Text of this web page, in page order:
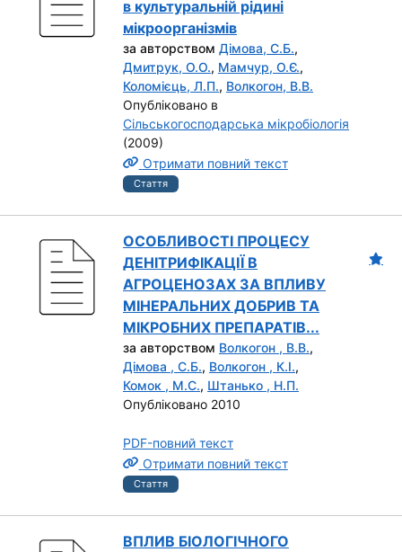
в культуральній рідині
мікроорганізмів
за авторством Дімова, С.Б.,
Дмитрук, О.О., Мамчур, О.Є.,
Коломієць, Л.П., Волкогон, В.В.
Опубліковано в
Сільськогосподарська мікробіологія
(2009)
Отримати повний текст
Стаття
ОСОБЛИВОСТІ ПРОЦЕСУ
ДЕНІТРИФІКАЦІЇ В
АГРОЦЕНОЗАХ ЗА ВПЛИВУ
МІНЕРАЛЬНИХ ДОБРИВ ТА
МІКРОБНИХ ПРЕПАРАТІВ...
за авторством Волкогон , В.В.,
Дімова , С.Б., Волкогон , К.І.,
Комок , М.С., Штанько , Н.П.
Опубліковано 2010
PDF-повний текст
Отримати повний текст
Стаття
ВПЛИВ БІОЛОГІЧНОГО